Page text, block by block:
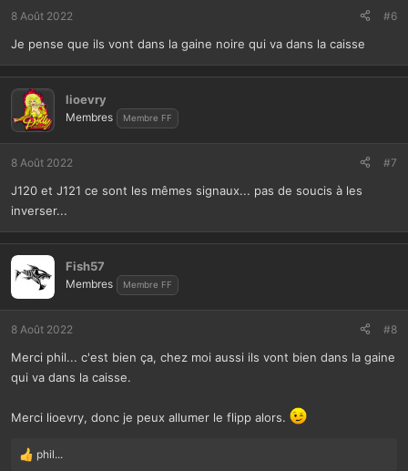
8 Août 2022 #6
Je pense que ils vont dans la gaine noire qui va dans la caisse
lioevry
Membres Membre FF
8 Août 2022 #7
J120 et J121 ce sont les mêmes signaux... pas de soucis à les
inverser...
Fish57
Membres Membre FF
8 Août 2022 #8
Merci phil... c'est bien ça, chez moi aussi ils vont bien dans la gaine
qui va dans la caisse.
Merci lioevry, donc je peux allumer le flipp alors.
L
phil...